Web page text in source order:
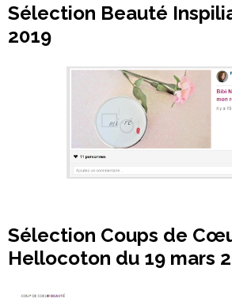
Sélection Beauté
2019
Sélection Coups de
Hellocoton du 19 mars